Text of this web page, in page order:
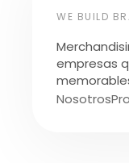
WE BUILD
empresas
Nosotros